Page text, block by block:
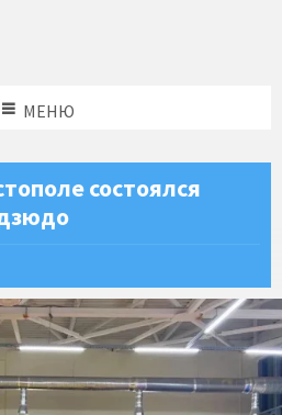
МЕНЮ
состоялся